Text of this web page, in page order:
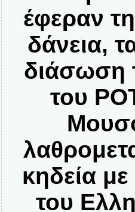
έφεραν
δάνεια,
διάσωση
του
κηδεία
του